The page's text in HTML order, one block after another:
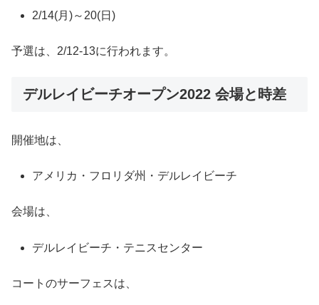
2/14(月)～20(日)
予選は、2/12-13に行われます。
デルレイビーチオープン2022 会場と時差
開催地は、
アメリカ・フロリダ州・デルレイビーチ
会場は、
デルレイビーチ・テニスセンター
コートのサーフェスは、